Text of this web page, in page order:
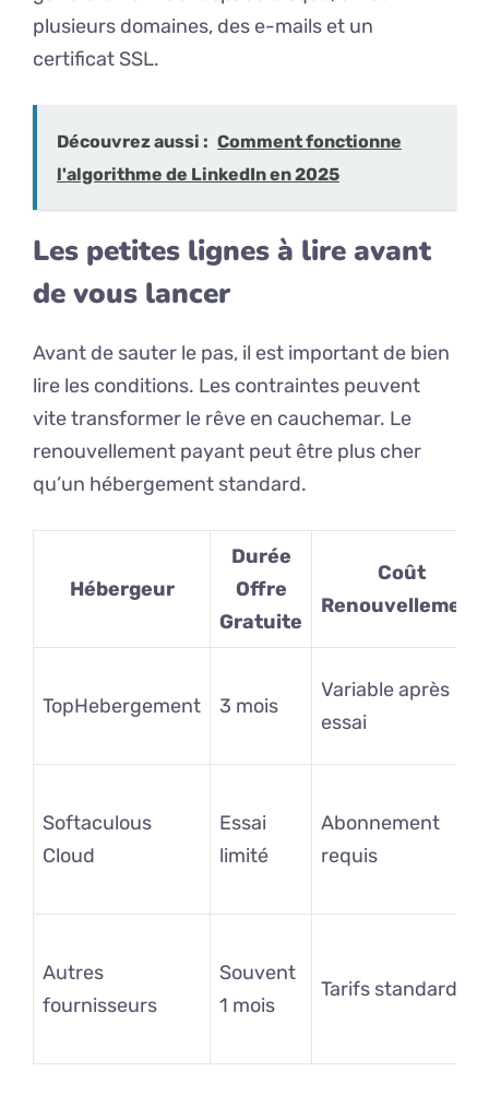
plusieurs domaines, des e-mails et un
certificat SSL.
Découvrez aussi : Comment fonctionne
l'algorithme de LinkedIn en 2025
Les petites lignes à lire avant
de vous lancer
Avant de sauter le pas, il est important de bien
lire les conditions. Les contraintes peuvent
vite transformer le rêve en cauchemar. Le
renouvellement payant peut être plus cher
qu’un hébergement standard.
Hébergeur
Durée
Offre
Gratuite
Coût
Renouvellement
TopHebergement 3 mois
Variable après
essai
Softaculous
Cloud
Essai
limité
Abonnement
requis
Autres
fournisseurs
Souvent
1 mois
Tarifs standards